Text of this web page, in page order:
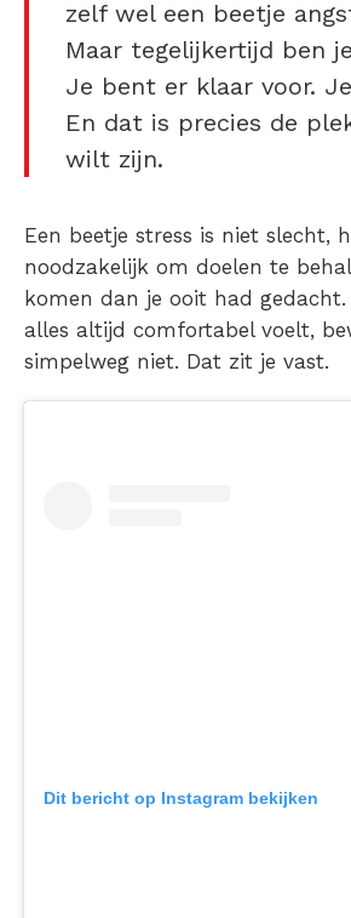
zelf wel een beetje
Maar tegelijkertijd ben je
Je bent er klaar voor.
En dat is precies de
wilt zijn.
Een beetje stress is niet slecht,
noodzakelijk om doelen te
komen dan je ooit had
alles altijd comfortabel voelt,
simpelweg niet. Dat zit je vast.
Dit bericht op Instagram bekijken